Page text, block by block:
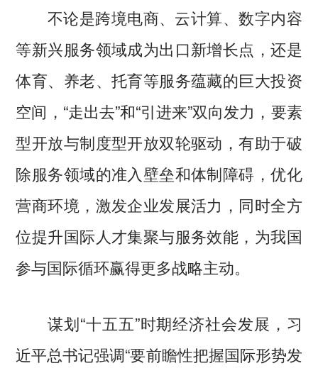
不论是跨境电商、云计算、数字内容
等新兴服务领域成为出口新增长点，还是
体育、养老、托育等服务蕴藏的巨大投资
空间，“走出去”和“引进来”双向发力，要素
型开放与制度型开放双轮驱动，有助于破
除服务领域的准入壁垒和体制障碍，优化
营商环境，激发企业发展活力，同时全方
位提升国际人才集聚与服务效能，为我国
参与国际循环赢得更多战略主动。
谋划“十五五”时期经济社会发展，习
近平总书记强调“要前瞻性把握国际形势发